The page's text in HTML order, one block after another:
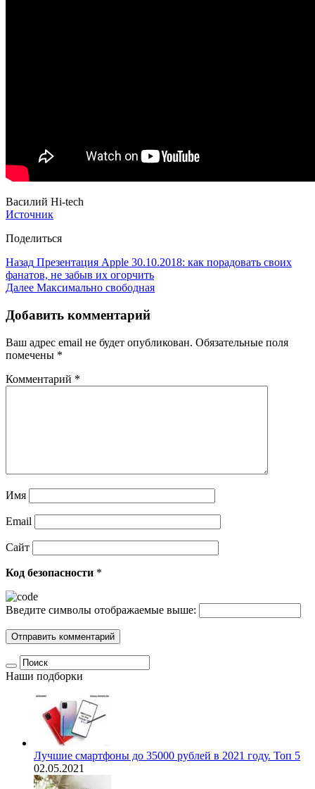
Василий Hi-tech
Источник
Поделиться
Назад Презентация Apple 30.10.2018: как порадовать своих
фанатов, не забыв их огорчить
Далее Максимально свободная
Добавить комментарий
Ваш адрес email не будет опубликован. Обязательные поля
помечены *
Комментарий *
Имя
Email
Сайт
Код безопасности *
Введите символы отображаемые выше:
Наши подборки
Лучшие смартфоны до 35000 рублей в 2021 году. Топ 5
02.05.2021